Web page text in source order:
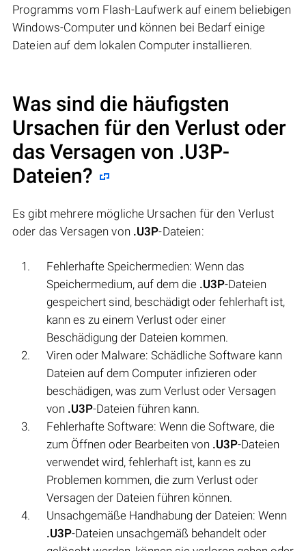
Programms vom Flash-Laufwerk auf einem beliebigen
Windows-Computer und können bei Bedarf einige
Dateien auf dem lokalen Computer installieren.
Was sind die häufigsten
Ursachen für den Verlust oder
das Versagen von .U3P-
Dateien?
Es gibt mehrere mögliche Ursachen für den Verlust
oder das Versagen von .U3P-Dateien:
Fehlerhafte Speichermedien: Wenn das
Speichermedium, auf dem die .U3P-Dateien
gespeichert sind, beschädigt oder fehlerhaft ist,
kann es zu einem Verlust oder einer
Beschädigung der Dateien kommen.
Viren oder Malware: Schädliche Software kann
Dateien auf dem Computer infizieren oder
beschädigen, was zum Verlust oder Versagen
von .U3P-Dateien führen kann.
Fehlerhafte Software: Wenn die Software, die
zum Öffnen oder Bearbeiten von .U3P-Dateien
verwendet wird, fehlerhaft ist, kann es zu
Problemen kommen, die zum Verlust oder
Versagen der Dateien führen können.
Unsachgemäße Handhabung der Dateien: Wenn
.U3P-Dateien unsachgemäß behandelt oder